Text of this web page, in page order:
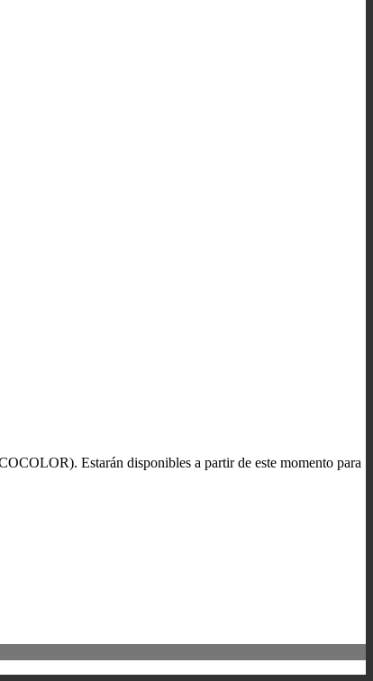
Estarán disponibles a partir de este momento para